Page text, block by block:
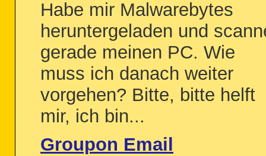
Habe mir Malwarebytes
heruntergeladen und
gerade meinen PC. Wie
muss ich danach weiter
vorgehen? Bitte, bitte helft
mir, ich bin...
Groupon Email